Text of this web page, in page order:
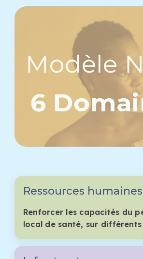
Modèle
6
Ressources humaines
Renforcer les capacités du
local de santé, sur